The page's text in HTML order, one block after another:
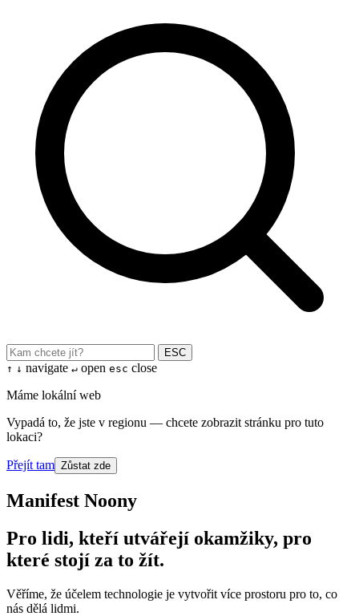
ESC
↑ ↓ navigate ↵ open esc close
Máme lokální web
Vypadá to, že jste v regionu — chcete zobrazit stránku pro tuto
lokaci?
Přejít tam Zůstat zde
Manifest Noony
Pro lidi, kteří utvářejí okamžiky, pro
které stojí za to žít.
Věříme, že účelem technologie je vytvořit více prostoru pro to, co
nás dělá lidmi.